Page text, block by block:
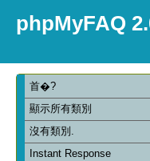
phpMyFAQ
首�?
顯示所有類別
沒有類別.
Instant Response